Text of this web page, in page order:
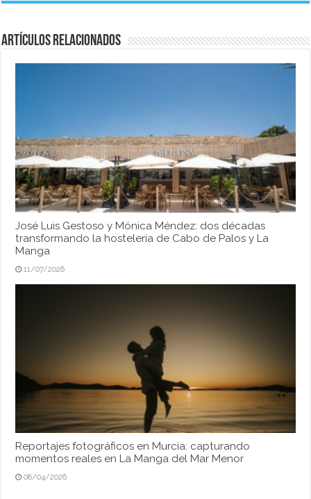
Artículos relacionados
José Luis Gestoso y Mónica Méndez: dos décadas
transformando la hostelería de Cabo de Palos y La
Manga
11/07/2026
Reportajes fotográficos en Murcia: capturando
momentos reales en La Manga del Mar Menor
08/04/2026